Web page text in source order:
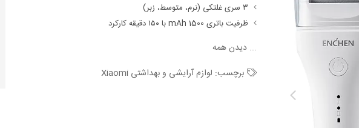
ظرفیت باتری 1500 mAh با ۱۵۰ دقیقه کارکرد
...دیدن همه
برچسب: لوازم آرایشی و بهداشتی Xiaomi